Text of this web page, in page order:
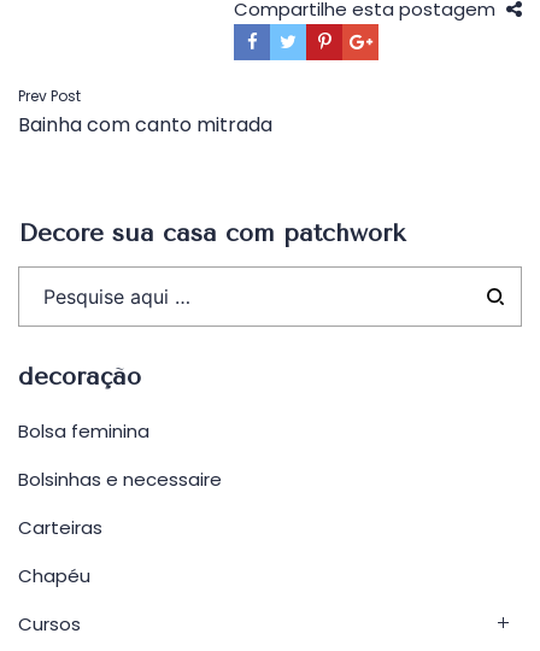
Compartilhe esta postagem
Navegação
de
Prev Post
Bainha com canto mitrada
Decore sua casa com patchwork
decoração
Bolsa feminina
Bolsinhas e necessaire
Carteiras
Chapéu
Cursos